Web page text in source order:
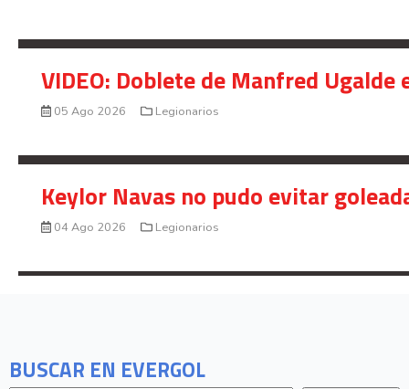
BUSCAR EN EVERGOL
VIDEO: Doblete de Manfred
05 Ago 2026 Legionarios
Keylor Navas no pudo evitar
04 Ago 2026 Legionarios